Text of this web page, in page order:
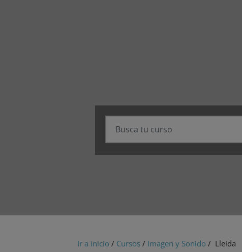
Ir a inicio / Cursos / Imagen y Sonido / Lleida